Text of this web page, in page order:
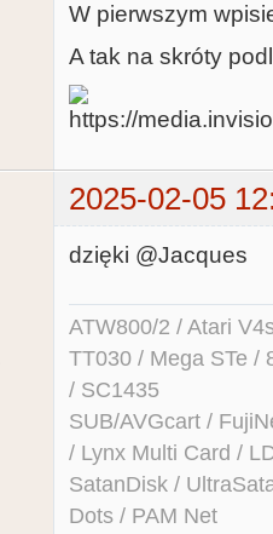
W pierwszym
A tak na skróty
2025-02-05
dzięki @Jacques
ATW800/2 / Atari
TT030 / Mega STe /
/ SC1435
SUB/AVGcart /
/ Lynx Multi Card /
SatanDisk /
Dots / PAM Net